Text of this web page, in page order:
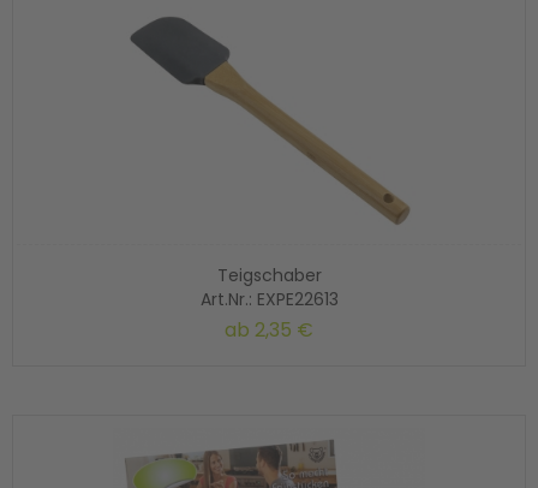
Teigschaber
Art.Nr.: EXPE22613
ab 2,35 €